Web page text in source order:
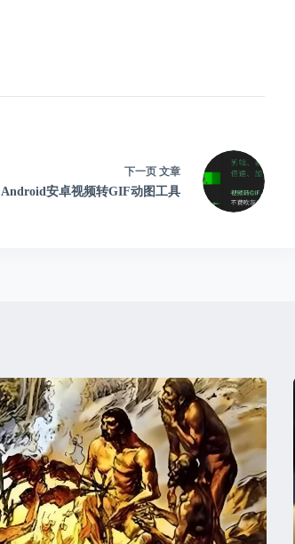
下一页 文章
Android安卓视频转GIF动图工具